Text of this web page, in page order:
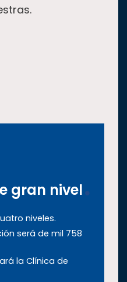
gran nivel
niveles.
será de mil 758
la Clínica de